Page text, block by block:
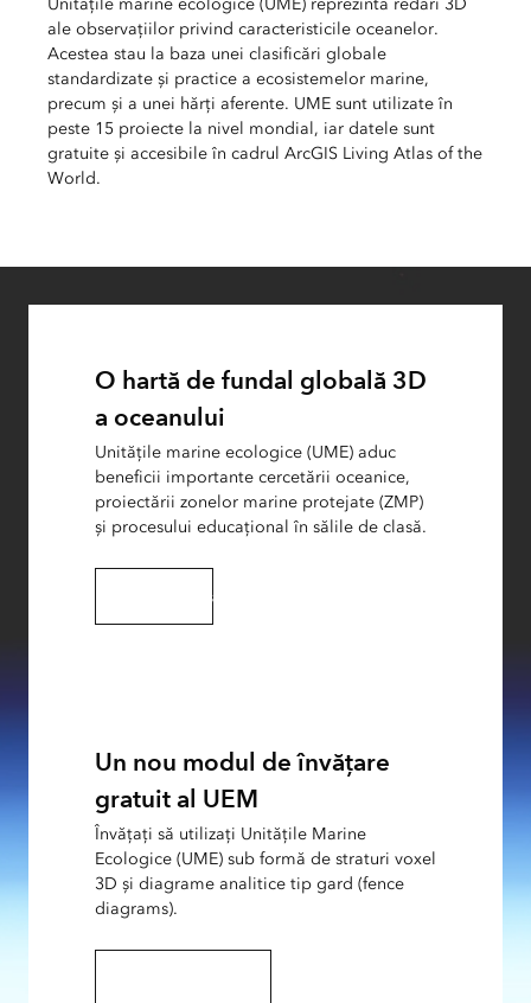
Unitățile marine ecologice (UME) reprezintă redări 3D
ale observațiilor privind caracteristicile oceanelor.
Acestea stau la baza unei clasificări globale
standardizate și practice a ecosistemelor marine,
precum și a unei hărți aferente. UME sunt utilizate în
peste 15 proiecte la nivel mondial, iar datele sunt
gratuite și accesibile în cadrul ArcGIS Living Atlas of the
World.
O hartă de fundal globală 3D
a oceanului
Unitățile marine ecologice (UME) aduc
beneficii importante cercetării oceanice,
proiectării zonelor marine protejate (ZMP)
și procesului educațional în sălile de clasă.
Explorați EMUs
Un nou modul de învățare
gratuit al UEM
Învățați să utilizați Unitățile Marine
Ecologice (UME) sub formă de straturi voxel
3D și diagrame analitice tip gard (fence
diagrams).